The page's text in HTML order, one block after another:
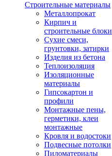
Строительные материалы
Металлопрокат
Кирпич и
строительные блоки
Сухие смеси,
грунтовки, затирки
Изделия из бетона
Теплоизоляция
Изоляционные
материалы
Гипсокартон и
профили
Монтажные пены,
герметики, клеи
монтажные
Кровля и водостоки
Подвесные потолки
Пиломатериалы